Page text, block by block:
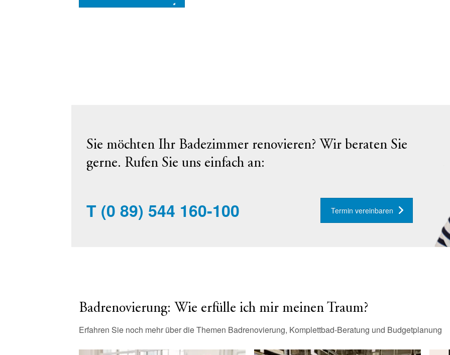
Sie möchten Ihr Badezimmer renovieren? Wir beraten Sie
gerne. Rufen Sie uns einfach an:
T (0 89) 544 160-100 Termin vereinbaren
Badrenovierung: Wie erfülle ich mir meinen Traum?
Erfahren Sie noch mehr über die Themen Badrenovierung, Komplettbad-Beratung und Budgetplanung